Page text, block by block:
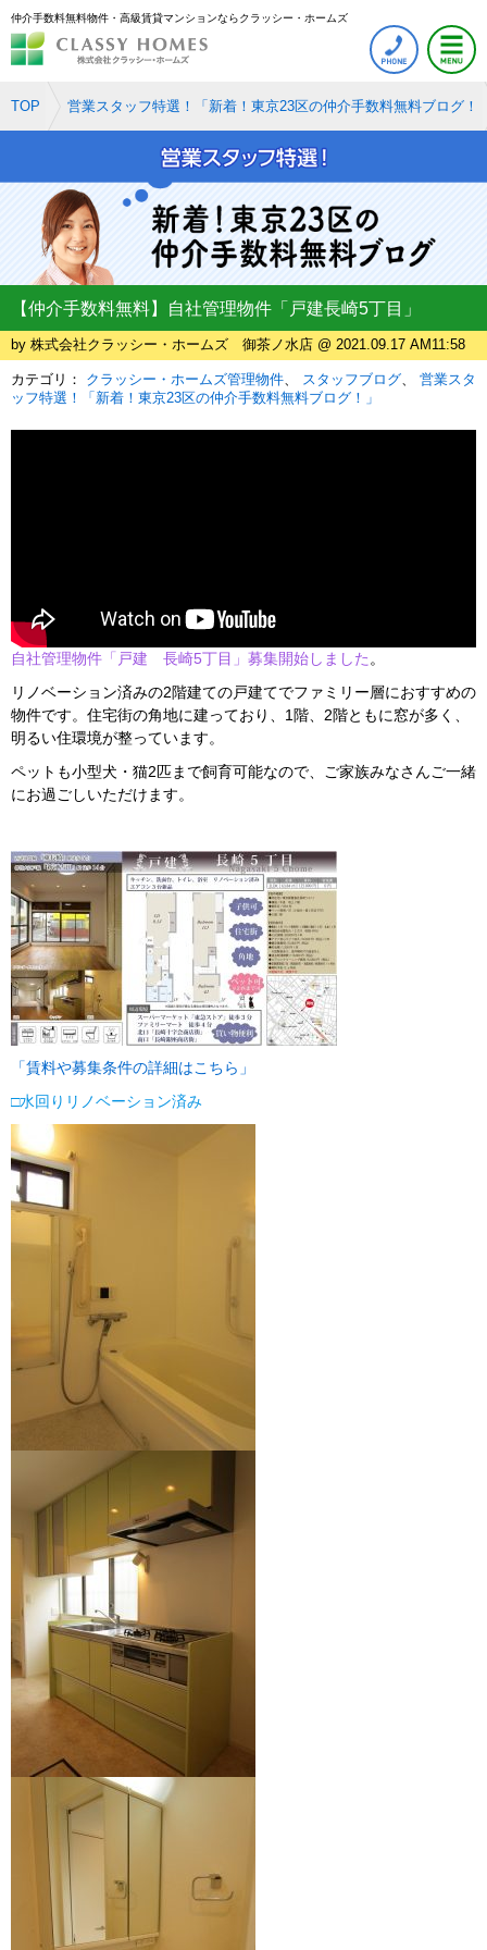
仲介手数料無料物件・高級賃貸マンションならクラッシー・ホームズ
TOP 営業スタッフ特選！「新着！東京23区の仲介手数料無料ブログ！
【仲介手数料無料】自社管理物件「戸建長崎5丁目」
by 株式会社クラッシー・ホームズ 御茶ノ水店 @ 2021.09.17 AM11:58
カテゴリ： クラッシー・ホームズ管理物件 スタッフブログ
営業スタ
ッフ特選！「新着！東京23区の仲介手数料無料ブログ！」
自社管理物件「戸建 長崎5丁目」募集開始しました 。
リノベーション済みの2階建ての戸建てでファミリー層におすすめの
物件です。住宅街の角地に建っており、1階、2階ともに窓が多く、
明るい住環境が整っています。
ペットも小型犬・猫2匹まで飼育可能なので、ご家族みなさんご一緒
にお過ごしいただけます。
「賃料や募集条件の詳細はこちら」
□水回りリノベーション済み